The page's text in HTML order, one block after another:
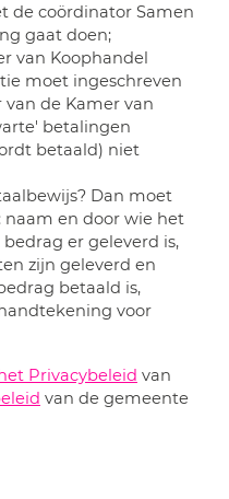
de coördinator Samen
gaat doen;
van Koophandel
moet ingeschreven
de Kamer van
betalingen
betaald) niet
Dan moet
naam en door wie het
er geleverd is,
zijn geleverd en
betaald is,
voor
Privacybeleid van
van de gemeente